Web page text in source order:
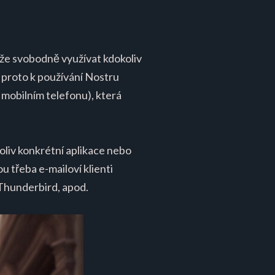
svobodně využívat kdokoliv
k používání Nostru
mobilním telefonu), která
konkrétní aplikace nebo
třeba e-mailoví klienti
apod.